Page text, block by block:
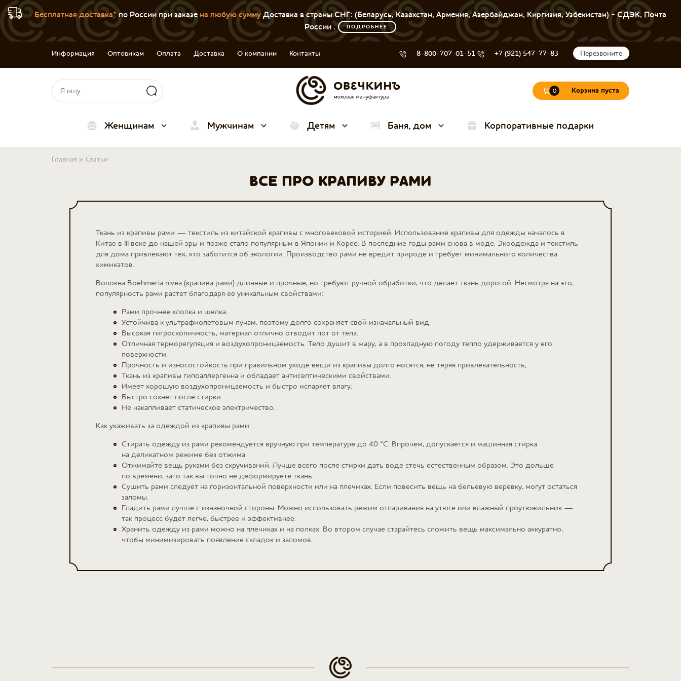
Бесплатная доставка*по России при заказе на любую суммуДоставка в страны СНГ: (Беларусь, Казахстан, Армения, Азербайджан, Киргизия, Узбекистан) - СДЭК, Почта
России .
ПОДРОБНЕЕ
Информация Оптовикам Оплата Доставка О компании Контакты 8-800-707-01-51 +7 (921) 547-77-83 Перезвоните
Форма поиска
Поиск
0 Корзина пуста
Женщинам Мужчинам Детям Баня, дом Корпоративные подарки
Вы здесь
Главная » Статьи
ВСЕ ПРО КРАПИВУ РАМИ
Ткань из крапивы рами — текстиль из китайской крапивы с многовековой историей. Использование крапивы для одежды началось в
Китае в III веке до нашей эры и позже стало популярным в Японии и Корее. В последние годы рами снова в моде. Экоодежда и текстиль
для дома привлекают тех, кто заботится об экологии. Производство рами не вредит природе и требует минимального количества
химикатов.
Волокна Boehmeria nivea (крапива рами) длинные и прочные, но требуют ручной обработки, что делает ткань дорогой. Несмотря на это,
популярность рами растет благодаря её уникальным свойствами:
Рами прочнее хлопка и шелка.
Устойчива к ультрафиолетовым лучам, поэтому долго сохраняет свой изначальный вид.
Высокая гигроскопичность, материал отлично отводит пот от тела.
Отличная терморегуляция и воздухопроницаемость. Тело душит в жару, а в прохладную погоду тепло удерживается у его
поверхности.
Прочность и износостойкость при правильном уходе вещи из крапивы долго носятся, не теряя привлекательность;
Ткань из крапивы гипоаллергенна и обладает антисептическими свойствами.
Имеет хорошую воздухопроницаемость и быстро испаряет влагу.
Быстро сохнет после стирки.
Не накапливает статическое электричество.
Как ухаживать за одеждой из крапивы рами:
Стирать одежду из рами рекомендуется вручную при температуре до 40 °C. Впрочем, допускается и машинная стирка
на деликатном режиме без отжима.
Отжимайте вещь руками без скручиваний. Лучше всего после стирки дать воде стечь естественным образом. Это дольше
по времени, зато так вы точно не деформируете ткань.
Сушить рами следует на горизонтальной поверхности или на плечиках. Если повесить вещь на бельевую веревку, могут остаться
заломы.
Гладить рами лучше с изнаночной стороны. Можно использовать режим отпаривания на утюге или влажный проутюжильник —
так процесс будет легче, быстрее и эффективнее.
Хранить одежду из рами можно на плечиках и на полках. Во втором случае старайтесь сложить вещь максимально аккуратно,
чтобы минимизировать появление складок и заломов.